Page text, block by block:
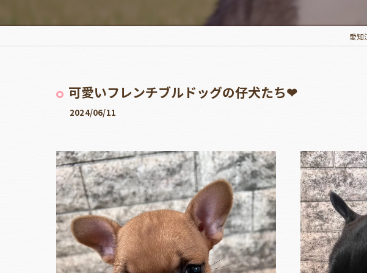
愛知
可愛いフレンチブルドッグの仔犬たち❤
2024/06/11